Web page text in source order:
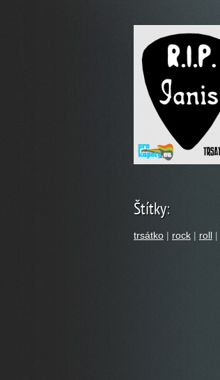
Štítky:
trsátko | rock | roll |